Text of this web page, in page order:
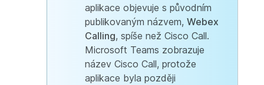
aplikace objevuje s původním
publikovaným názvem, Webex
Calling, spíše než Cisco Call.
Microsoft Teams zobrazuje
název Cisco Call, protože
aplikace byla později